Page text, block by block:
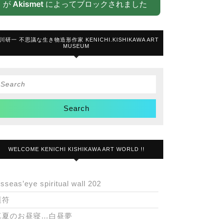
が Akismetによってブロックされました
研一 不思議な生き物造形作家 KENICHI.KISHIKAWA ART
MUSEUM
Search
WELCOME KENICHI KISHIKAWA ART WORLD !!
spiritual wall 202
符
夏のお昼寝…白昼夢